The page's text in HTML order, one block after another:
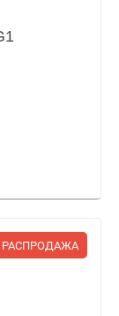
РАСПРОДАЖА